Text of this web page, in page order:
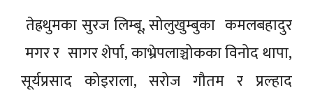
तेह्रथुमका सुरज लिम्बू, सोलुखुम्बुका कमलबहादुर
मगर र सागर शेर्पा, काभ्रेपलाञ्चोकका विनोद थापा,
सूर्यप्रसाद कोइराला, सरोज गौतम र प्रल्हाद